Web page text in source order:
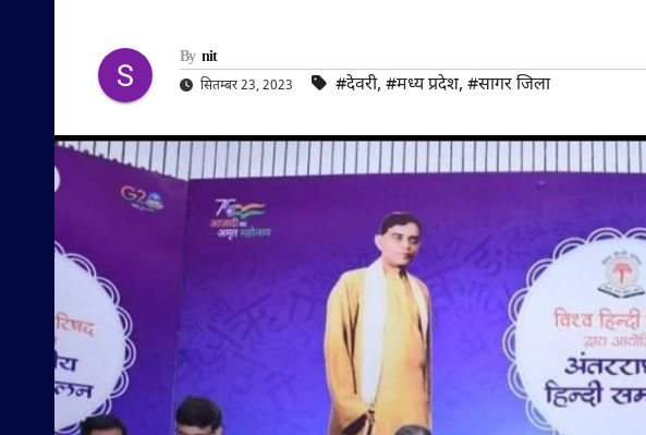
By nit
सितम्बर 23, 2023 #देवरी, #मध्य प्रदेश, #सागर जिला